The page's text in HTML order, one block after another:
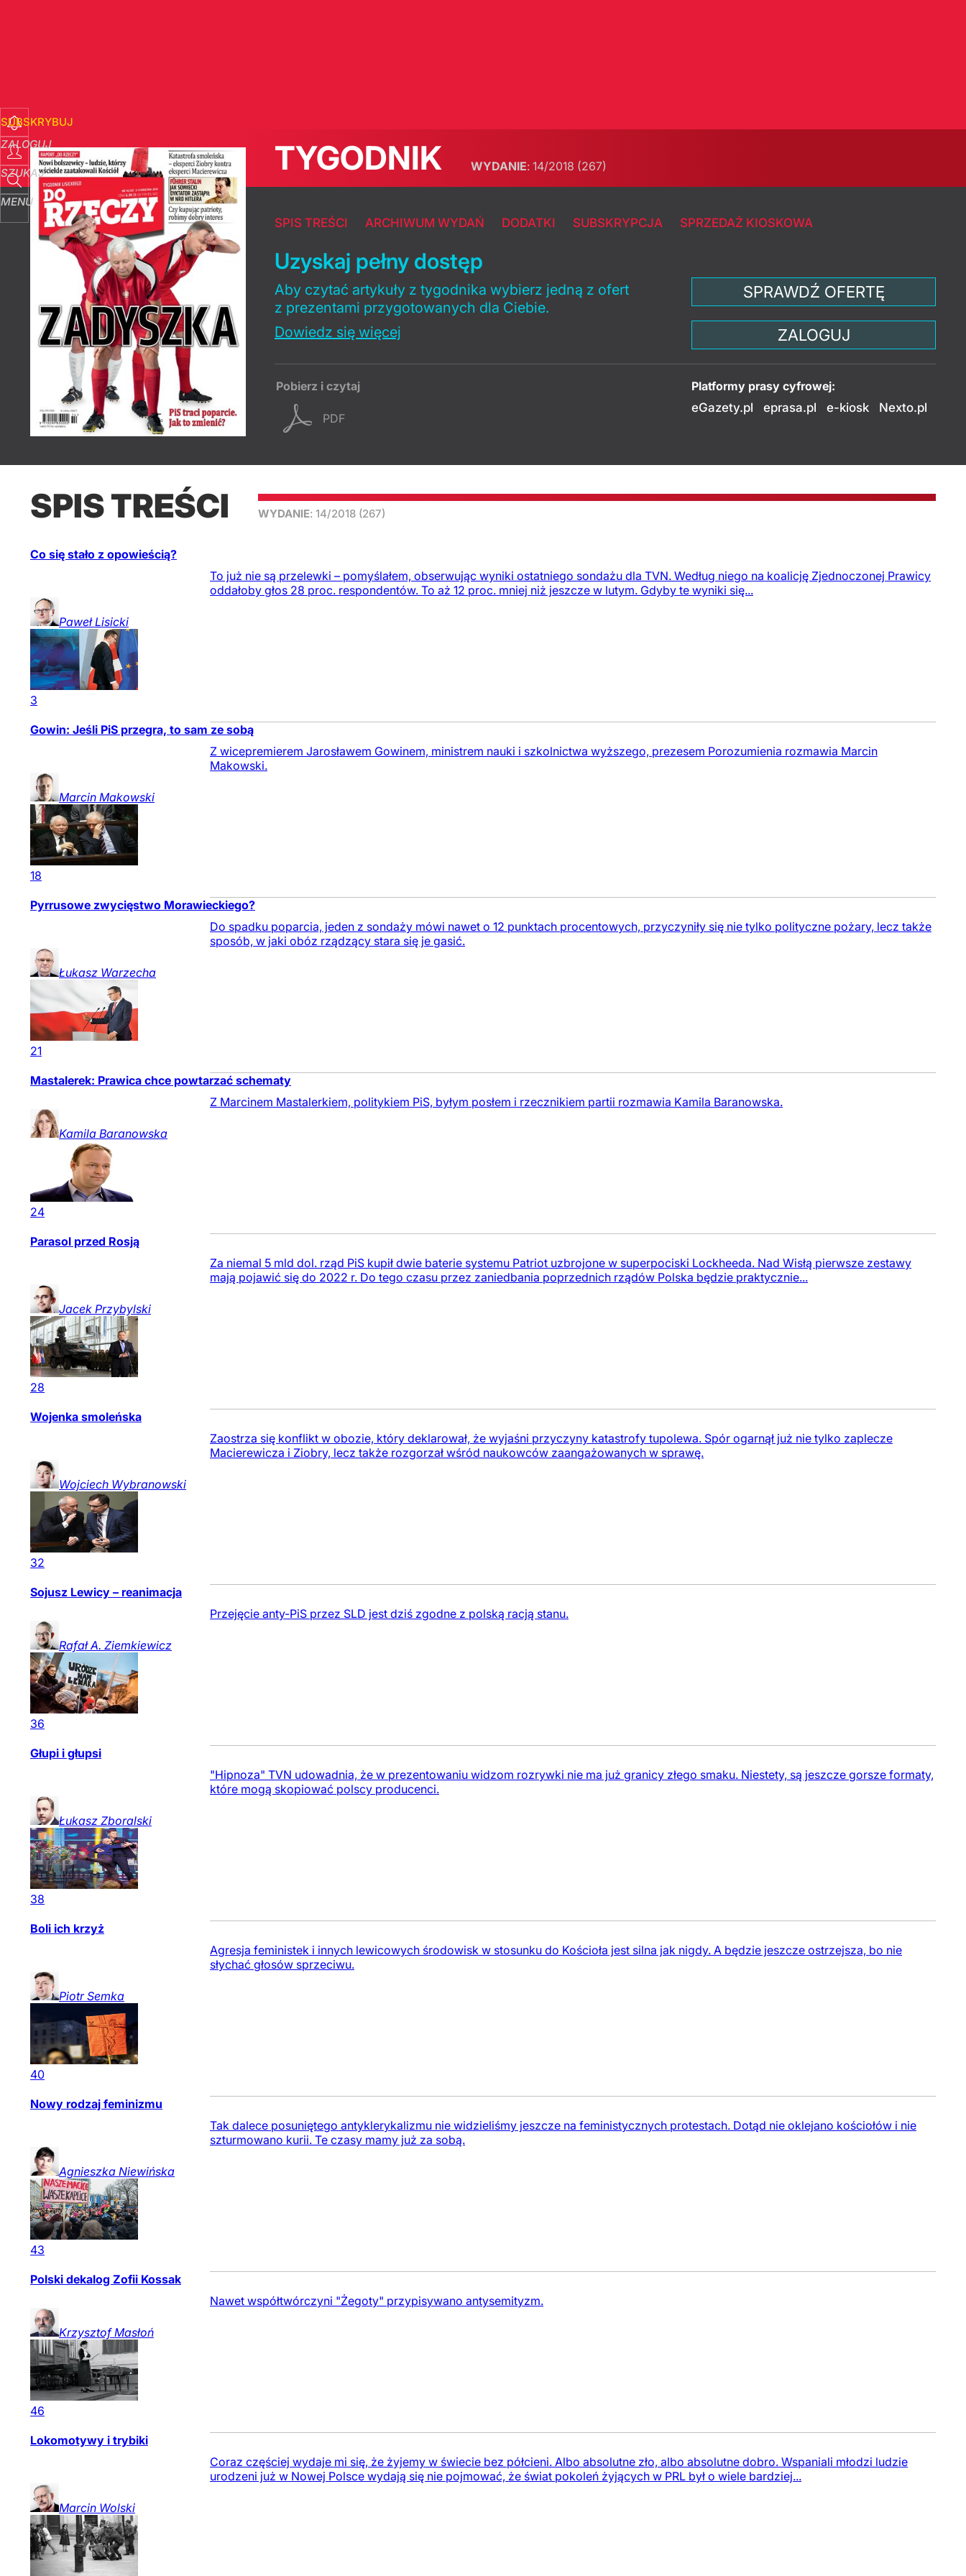
SUBSKRYBUJ
ZALOGUJ
SZUKAJ
MENU
TYGODNIK WYDANIE: 14/2018 (267)
SPIS TREŚCI ARCHIWUM WYDAŃ DODATKI SUBSKRYPCJA SPRZEDAŻ KIOSKOWA
Uzyskaj pełny dostęp
Aby czytać artykuły z tygodnika wybierz jedną z ofert
z prezentami przygotowanych dla Ciebie.
Dowiedz się więcej
SPRAWDŹ OFERTĘ
ZALOGUJ
Pobierz i czytaj
PDF
Platformy prasy cyfrowej:
eGazety.pl
eprasa.pl e-kiosk Nexto.pl
SPIS TREŚCI WYDANIE: 14/2018 (267)
Co się stało z opowieścią?
To już nie są przelewki – pomyślałem, obserwując wyniki ostatniego sondażu dla TVN. Według niego na koalicję Zjednoczonej Prawicy
oddałoby głos 28 proc. respondentów. To aż 12 proc. mniej niż jeszcze w lutym. Gdyby te wyniki się...
Paweł Lisicki
3
Gowin: Jeśli PiS przegra, to sam ze sobą
Z wicepremierem Jarosławem Gowinem, ministrem nauki i szkolnictwa wyższego, prezesem Porozumienia rozmawia Marcin
Makowski.
Marcin Makowski
18
Pyrrusowe zwycięstwo Morawieckiego?
Do spadku poparcia, jeden z sondaży mówi nawet o 12 punktach procentowych, przyczyniły się nie tylko polityczne pożary, lecz także
sposób, w jaki obóz rządzący stara się je gasić.
Łukasz Warzecha
21
Mastalerek: Prawica chce powtarzać schematy
Z Marcinem Mastalerkiem, politykiem PiS, byłym posłem i rzecznikiem partii rozmawia Kamila Baranowska.
Kamila Baranowska
24
Parasol przed Rosją
Za niemal 5 mld dol. rząd PiS kupił dwie baterie systemu Patriot uzbrojone w superpociski Lockheeda. Nad Wisłą pierwsze zestawy
mają pojawić się do 2022 r. Do tego czasu przez zaniedbania poprzednich rządów Polska będzie praktycznie...
Jacek Przybylski
28
Wojenka smoleńska
Zaostrza się konflikt w obozie, który deklarował, że wyjaśni przyczyny katastrofy tupolewa. Spór ogarnął już nie tylko zaplecze
Macierewicza i Ziobry, lecz także rozgorzał wśród naukowców zaangażowanych w sprawę.
Wojciech Wybranowski
32
Sojusz Lewicy – reanimacja
Przejęcie anty-PiS przez SLD jest dziś zgodne z polską racją stanu.
Rafał A. Ziemkiewicz
36
Głupi i głupsi
"Hipnoza" TVN udowadnia, że w prezentowaniu widzom rozrywki nie ma już granicy złego smaku. Niestety, są jeszcze gorsze formaty,
które mogą skopiować polscy producenci.
Łukasz Zboralski
38
Boli ich krzyż
Agresja feministek i innych lewicowych środowisk w stosunku do Kościoła jest silna jak nigdy. A będzie jeszcze ostrzejsza, bo nie
słychać głosów sprzeciwu.
Piotr Semka
40
Nowy rodzaj feminizmu
Tak dalece posuniętego antyklerykalizmu nie widzieliśmy jeszcze na feministycznych protestach. Dotąd nie oklejano kościołów i nie
szturmowano kurii. Te czasy mamy już za sobą.
Agnieszka Niewińska
43
Polski dekalog Zofii Kossak
Nawet współtwórczyni "Żegoty" przypisywano antysemityzm.
Krzysztof Masłoń
46
Lokomotywy i trybiki
Coraz częściej wydaje mi się, że żyjemy w świecie bez półcieni. Albo absolutne zło, albo absolutne dobro. Wspaniali młodzi ludzie
urodzeni już w Nowej Polsce wydają się nie pojmować, że świat pokoleń żyjących w PRL był o wiele bardziej...
Marcin Wolski